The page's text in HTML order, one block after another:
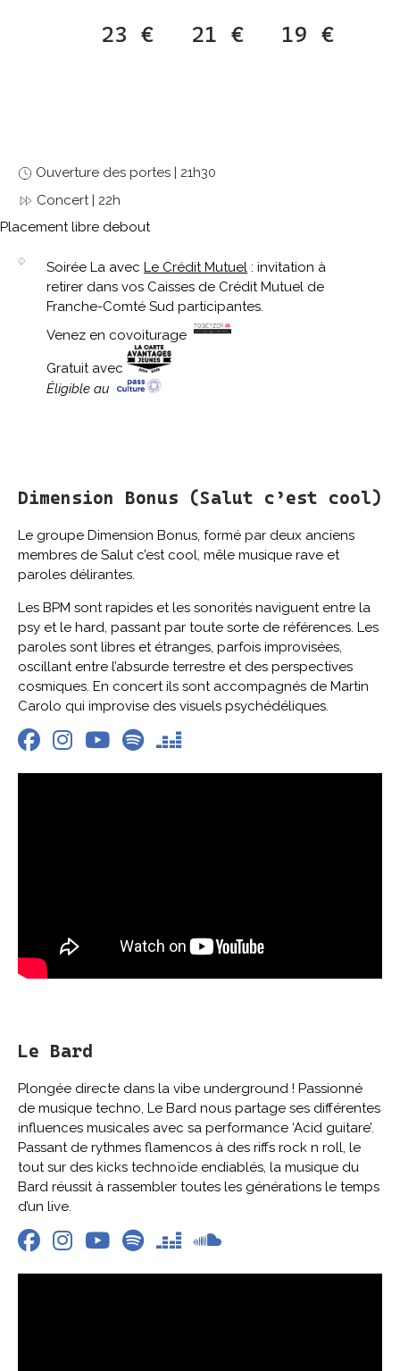
23 € 21 € 19 €
Ouverture des portes | 21h30
Concert | 22h
Placement libre debout
Soirée La avecLe Crédit Mutuel : invitation à
retirer dans vos Caisses de Crédit Mutuel de
Franche-Comté Sud participantes.
Venez en covoiturage
Gratuit avec
Éligible au
Dimension Bonus (Salut c’est cool)
Le groupe Dimension Bonus, formé par deux anciens
membres de Salut c’est cool, mêle musique rave et
paroles délirantes.
Les BPM sont rapides et les sonorités naviguent entre la
psy et le hard, passant par toute sorte de références. Les
paroles sont libres et étranges, parfois improvisées,
oscillant entre l’absurde terrestre et des perspectives
cosmiques. En concert ils sont accompagnés de Martin
Carolo qui improvise des visuels psychédéliques.
Le Bard
Plongée directe dans la vibe underground ! Passionné
de musique techno, Le Bard nous partage ses différentes
influences musicales avec sa performance ‘Acid guitare’.
Passant de rythmes flamencos à des riffs rock n roll, le
tout sur des kicks technoïde endiablés, la musique du
Bard réussit à rassembler toutes les générations le temps
d’un live.